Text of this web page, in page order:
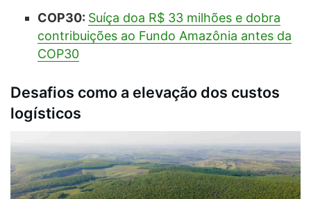
COP30: Suíça doa R$ 33 milhões e dobra
contribuições ao Fundo Amazônia antes da
COP30
Desafios como a elevação dos custos
logísticos